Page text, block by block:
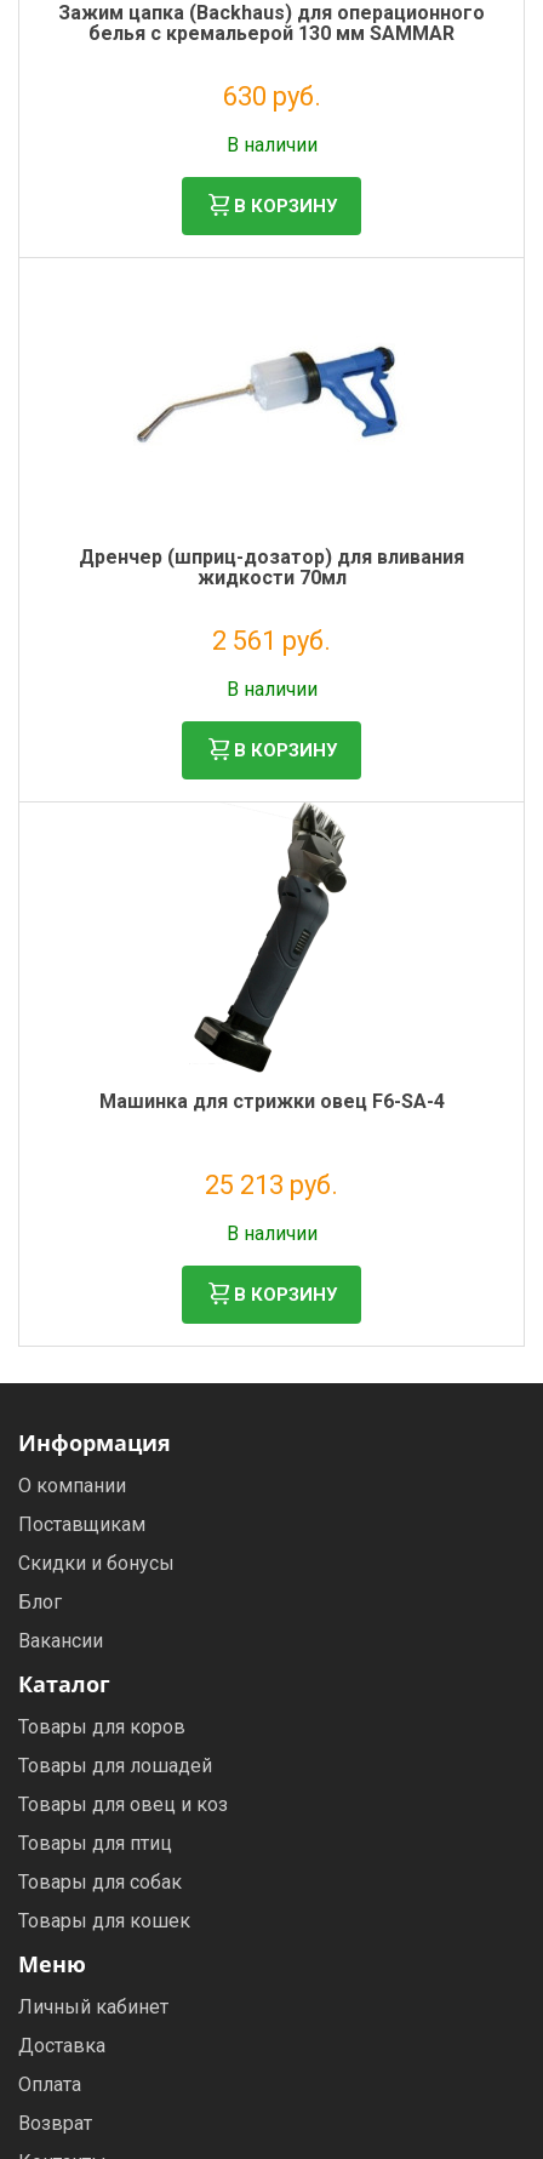
Зажим цапка (Backhaus) для операционного
белья с кремальерой 130 мм SAMMAR
630 руб.
В наличии
В КОРЗИНУ
Дренчер (шприц-дозатор) для вливания
жидкости 70мл
2 561 руб.
В наличии
В КОРЗИНУ
Машинка для стрижки овец F6-SA-4
25 213 руб.
В наличии
В КОРЗИНУ
Информация
О компании
Поставщикам
Скидки и бонусы
Блог
Вакансии
Каталог
Товары для коров
Товары для лошадей
Товары для овец и коз
Товары для птиц
Товары для собак
Товары для кошек
Меню
Личный кабинет
Доставка
Оплата
Возврат